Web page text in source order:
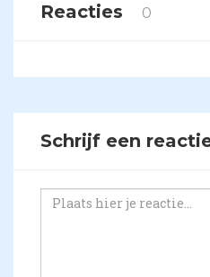
Reacties 0
Schrijf een